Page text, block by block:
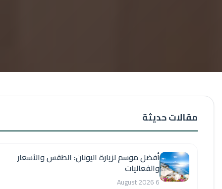
حديثة
أفضل موسم لزيارة اليونان: الطقس والأسعار
والفعاليات
6 August 2026